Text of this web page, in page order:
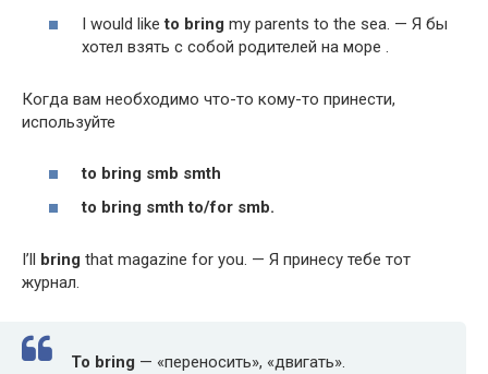
I would liketo bring my par­ents to the sea. — Я бы
хотел взять с собой родителей на море .
Когда вам необходимо что-то кому-то принести,
используйте
to bring smb smth
to bring smth to/for smb.
I’ll bring that mag­a­zine for you. — Я принесу тебе тот
журнал.
To bring — «переносить», «двигать».